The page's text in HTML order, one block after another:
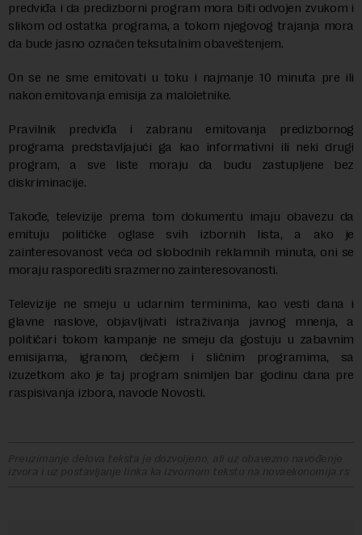
predviđa i da predizborni program mora biti odvojen zvukom i
slikom od ostatka programa, a tokom njegovog trajanja mora
da bude jasno označen teksutalnim obaveštenjem.
On se ne sme emitovati u toku i najmanje 10 minuta pre ili
nakon emitovanja emisija za maloletnike.
Pravilnik predviđa i zabranu emitovanja predizbornog
programa predstavljajući ga kao informativni ili neki drugi
program, a sve liste moraju da budu zastupljene bez
diskriminacije.
Takođe, televizije prema tom dokumentu imaju obavezu da
emituju političke oglase svih izbornih lista, a ako je
zainteresovanost veća od slobodnih reklamnih minuta, oni se
moraju rasporediti srazmerno zainteresovanosti.
Televizije ne smeju u udarnim terminima, kao vesti dana i
glavne naslove, objavljivati istraživanja javnog mnenja, a
političari tokom kampanje ne smeju da gostuju u zabavnim
emisijama, igranom, dečjem i sličnim programima, sa
izuzetkom ako je taj program snimljen bar godinu dana pre
raspisivanja izbora, navode Novosti.
Preuzimanje delova teksta je dozvoljeno, ali uz obavezno navođenje
izvora i uz postavljanje linka ka izvornom tekstu na novaekonomija.rs